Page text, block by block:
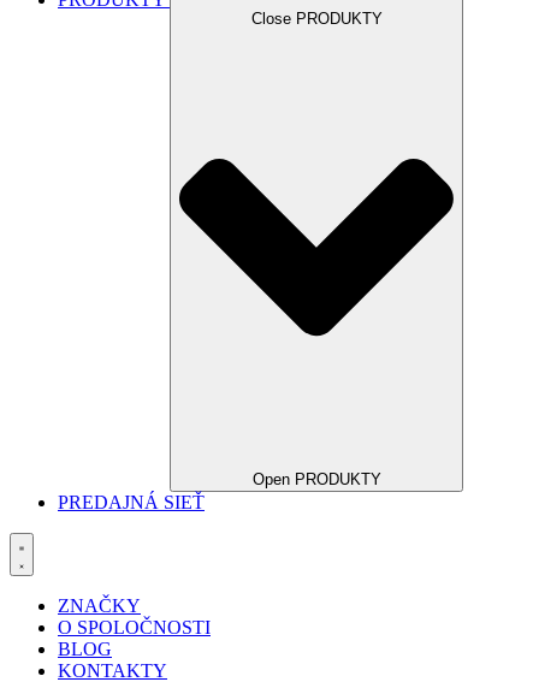
Close PRODUKTY
Open PRODUKTY
PREDAJNÁ SIEŤ
ZNAČKY
O SPOLOČNOSTI
BLOG
KONTAKTY